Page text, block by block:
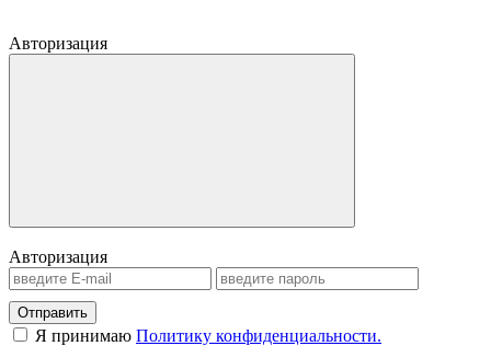
Авторизация
Авторизация
Отправить
Я принимаю Политику конфиденциальности.